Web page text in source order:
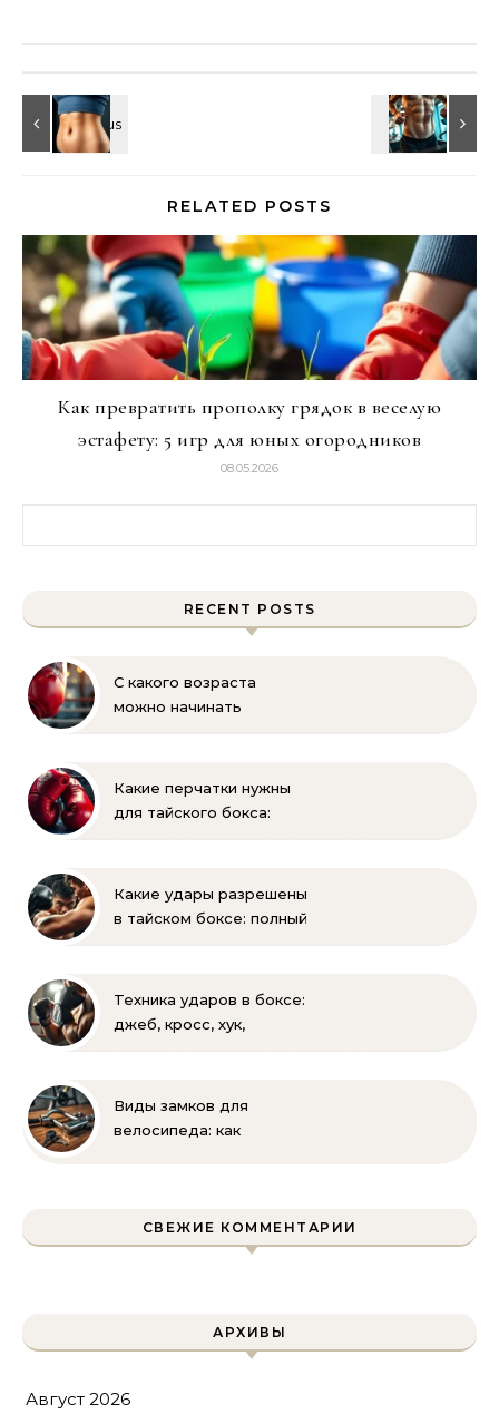
RELATED POSTS
Как превратить прополку грядок в веселую
эстафету: 5 игр для юных огородников
08.05.2026
RECENT POSTS
С какого возраста
можно начинать
для родителей
Какие перчатки нужны
для тайского бокса:
Какие удары разрешены
в тайском боксе: полный
Техника ударов в боксе:
джеб, кросс, хук,
Виды замков для
велосипеда: как
СВЕЖИЕ КОММЕНТАРИИ
АРХИВЫ
Август 2026